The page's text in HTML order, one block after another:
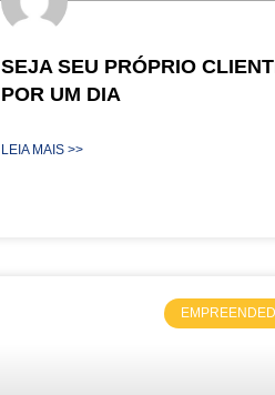
SEJA SEU PRÓPRIO
POR UM DIA
LEIA MAIS >>